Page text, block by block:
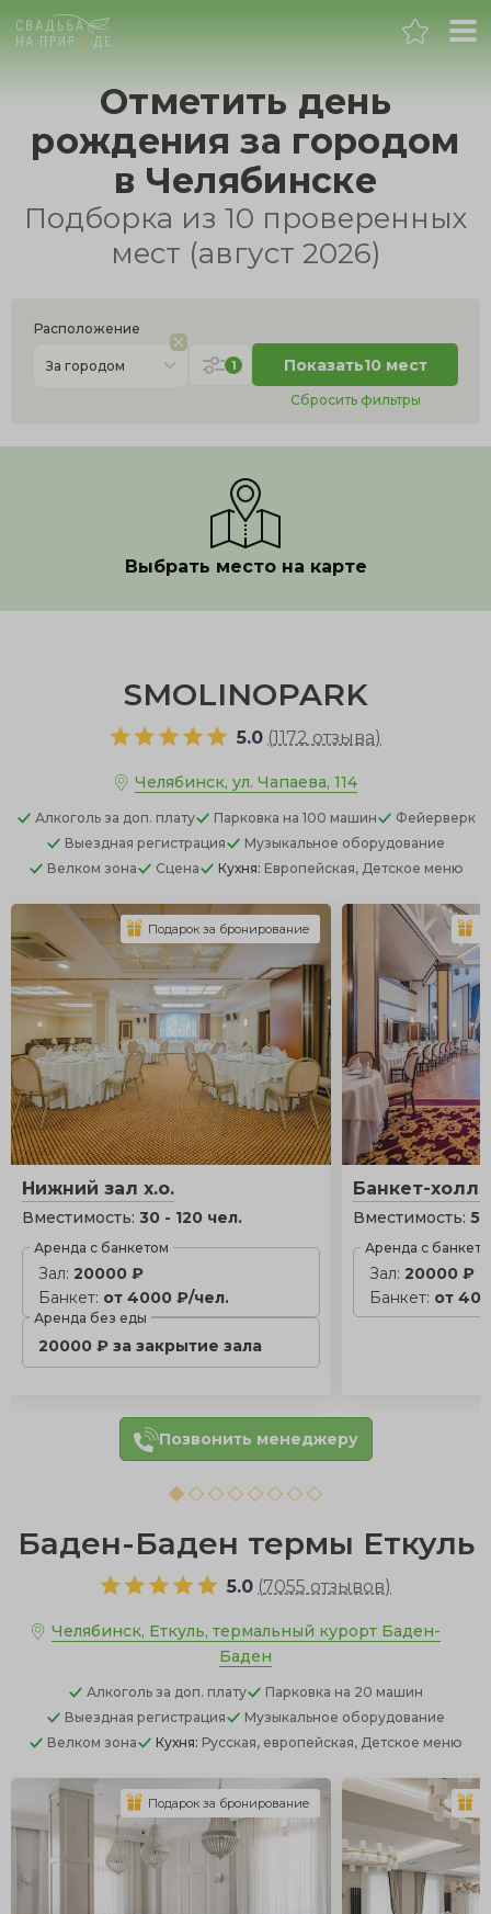
Челябинск
Банкет
День рождения
Выпускной
Новогодний корпоратив
Отметить день
рождения за городом
в Челябинске
Подборка из 10 проверенных
мест (август 2026)
За городом
Расположение
1 Показать10 мест
Сбросить фильтры
Выбрать место на карте
SMOLINOPARK
5.0 (1172 отзыва)
Челябинск, ул. Чапаева, 114
Алкоголь за доп. плату Парковка на 100 машин
Фейерверк
Выездная регистрация
Музыкальное оборудование
Велком зона
Сцена Кухня: Европейская, Детское меню
Нижний зал х.о.
Вместимость: 30 - 120 чел.
Аренда с банкетом
Зал: 20000 ₽
Банкет: от 4000 ₽/чел.
Аренда без еды
20000 ₽ за закрытие зала
Подарок за бронирование
Банкет-холл
Вместимость:
Аренда с
Зал:20000 ₽
Банкет: от
Позвонить менеджеру
Баден-Баден термы Еткуль
5.0 (7055 отзывов)
Челябинск, Еткуль, термальный курорт Баден-
Баден
Алкоголь за доп. плату Парковка на 20 машин
Выездная регистрация
Музыкальное оборудование
Велком зона
Кухня: Русская, европейская, Детское меню
Подарок за бронирование